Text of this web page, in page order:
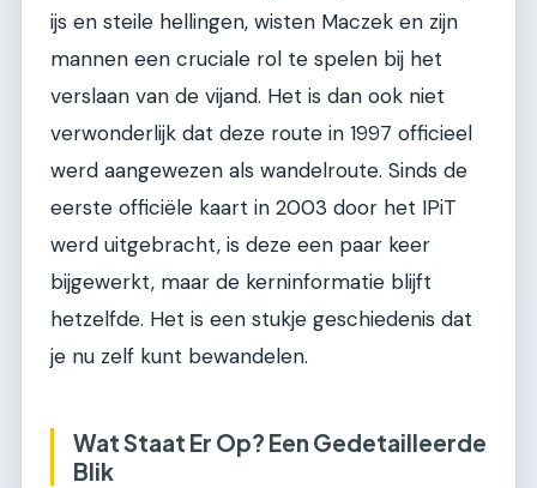
ijs en steile hellingen, wisten Maczek en zijn
mannen een cruciale rol te spelen bij het
verslaan van de vijand. Het is dan ook niet
verwonderlijk dat deze route in 1997 officieel
werd aangewezen als wandelroute. Sinds de
eerste officiële kaart in 2003 door het IPiT
werd uitgebracht, is deze een paar keer
bijgewerkt, maar de kerninformatie blijft
hetzelfde. Het is een stukje geschiedenis dat
je nu zelf kunt bewandelen.
Wat Staat Er Op? Een Gedetailleerde
Blik